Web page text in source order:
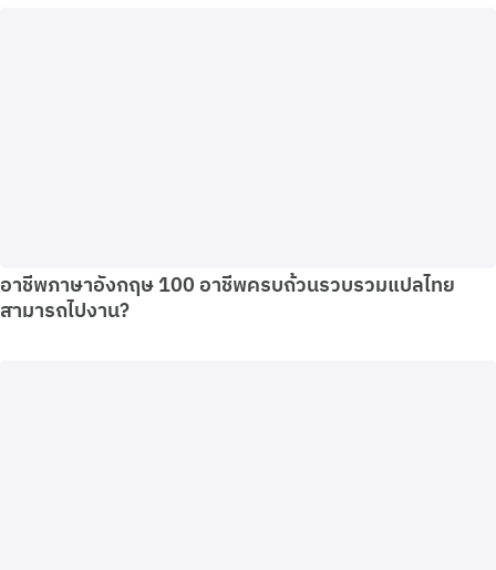
อาชีพภาษาอังกฤษ 100 อาชีพครบถ้วนรวบรวมแปลไทย
สามารถไปงาน?